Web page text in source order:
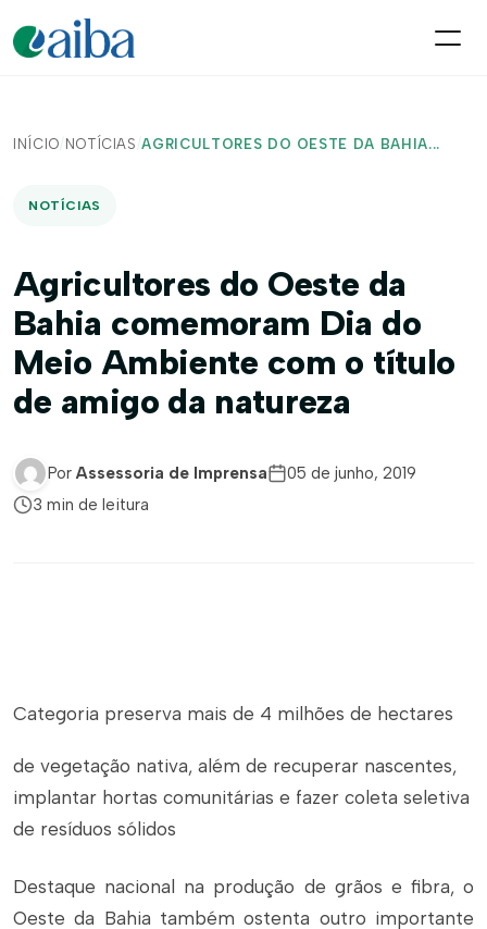
INÍCIO/ NOTÍCIAS /AGRICULTORES DO OESTE DA BAHIA...
NOTÍCIAS
Agricultores do Oeste da
Bahia comemoram Dia do
Meio Ambiente com o título
de amigo da natureza
Por Assessoria de Imprensa
05 de junho, 2019
3 min de leitura
Categoria preserva mais de 4 milhões de hectares
de vegetação nativa, além de recuperar nascentes,
implantar hortas comunitárias e fazer coleta seletiva
de resíduos sólidos
Destaque nacional na produção de grãos e fibra, o
Oeste da Bahia também ostenta outro importante